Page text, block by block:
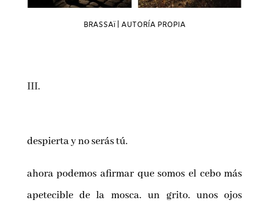
BRASSAï | AUTORÍA PROPIA
III.
despierta y no serás tú.
ahora podemos afirmar que somos el cebo más
apetecible de la mosca. un grito. unos ojos